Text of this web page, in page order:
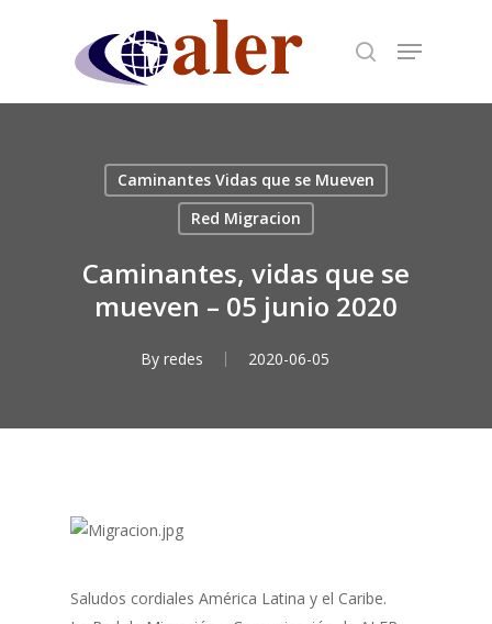
content
Caminantes Vidas que se Mueven
Red Migracion
Caminantes, vidas que se
mueven – 05 junio 2020
By redes 2020-06-05
Saludos cordiales América Latina y el Caribe.